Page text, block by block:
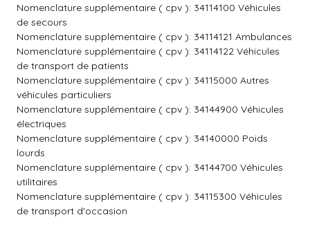
Nomenclature supplémentaire ( cpv ): 34114100 Véhicules
de secours
Nomenclature supplémentaire ( cpv ): 34114121 Ambulances
Nomenclature supplémentaire ( cpv ): 34114122 Véhicules
de transport de patients
Nomenclature supplémentaire ( cpv ): 34115000 Autres
véhicules particuliers
Nomenclature supplémentaire ( cpv ): 34144900 Véhicules
électriques
Nomenclature supplémentaire ( cpv ): 34140000 Poids
lourds
Nomenclature supplémentaire ( cpv ): 34144700 Véhicules
utilitaires
Nomenclature supplémentaire ( cpv ): 34115300 Véhicules
de transport d'occasion